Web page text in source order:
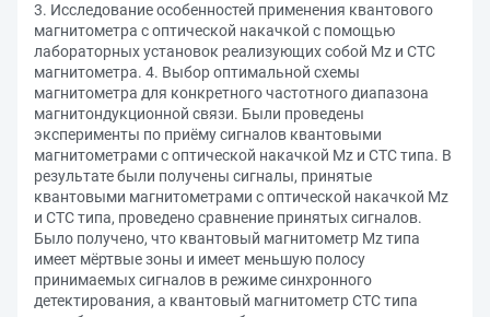
3. Исследование особенностей применения квантового
магнитометра с оптической накачкой с помощью
лабораторных установок реализующих собой Mz и СТС
магнитометра. 4. Выбор оптимальной схемы
магнитометра для конкретного частотного диапазона
магнитондукционной связи. Были проведены
эксперименты по приёму сигналов квантовыми
магнитометрами с оптической накачкой Mz и СТС типа. В
результате были получены сигналы, принятые
квантовыми магнитометрами с оптической накачкой Mz
и СТС типа, проведено сравнение принятых сигналов.
Было получено, что квантовый магнитометр Mz типа
имеет мёртвые зоны и имеет меньшую полосу
принимаемых сигналов в режиме синхронного
детектирования, а квантовый магнитометр СТС типа